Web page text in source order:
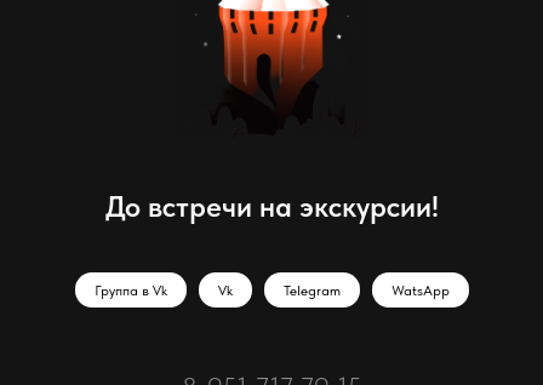
До встречи на экскурсии!
Группа в Vk Vk Telegram WatsApp